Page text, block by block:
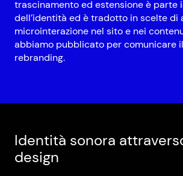
trascinamento ed estensione è parte
dell’identità ed è tradotto in scelte di
microinterazione nel sito e nei
abbiamo pubblicato per comunicare
rebranding.
Identità sonora
design